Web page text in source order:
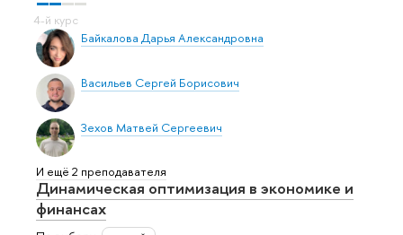
Байкалова Дарья Александровна
Васильев Сергей Борисович
Зехов Матвей Сергеевич
И ещё 2 преподавателя
Динамическая оптимизация в экономике и
финансах